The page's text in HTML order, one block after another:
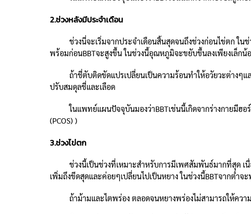
2.ช่วงหลังมีประจำเดือน
ช่วงนี่จะเริ่มจากประจำเดือนสิ้นสุดจนถึงช่วงก่อนไข่ตก ในช่ว
พร้อมก่อนBBTจะสูงขึ้น ในช่วงนี้อุณหภูมิจะขยับขึ้นลงเพียงเล็กน้
ถ้าชี่ตับติดขัดแปรเปลี่ยนเป็นความร้อนทำให้อวัยวะต่างๆแล
ปรับสมดุลชี่และเลือด
ในแพทย์แผนปัจจุบันมองว่าBBTเช่นนี้เกิดจากร่างกายมีฮอร์โ
(PCOS) )
3.ช่วงไข่ตก
ช่วงนี้เป็นช่วงที่เหมาะสำหรับการมีเพศสัมพันธ์มากที่สุด เนื่
เพิ่มถึงขีดสุดและค่อยๆเปลี่ยนไปเป็นหยาง ในช่วงนี้BBTจากต่ำ
ถ้าม้ามและไตพร่อง ตลอดจนหยางพร่องไม่สามารถให้ความ